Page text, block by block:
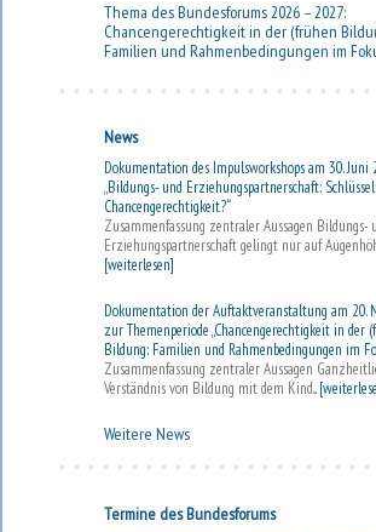
Thema des Bundesforums 2026 – 2027:
Chancengerechtigkeit in der (frühen
Familien und Rahmenbedingungen im
News
Dokumentation des Impulsworkshops am 30. Juni
„Bildungs- und Erziehungspartnerschaft:
Chancengerechtigkeit?“
Zusammenfassung zentraler Aussagen Bildungs-
Erziehungspartnerschaft gelingt nur auf
[weiterlesen]
Dokumentation der Auftaktveranstaltung am 20.
zur Themenperiode „Chancengerechtigkeit in der
Bildung: Familien und Rahmenbedingungen im
Zusammenfassung zentraler Aussagen
Verständnis von Bildung mit dem Kind...
Weitere News
Termine des Bundesforums